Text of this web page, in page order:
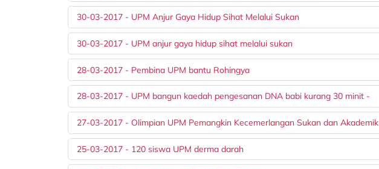
30-03-2017 - UPM Anjur Gaya Hidup Sihat Melalui Sukan
30-03-2017 - UPM anjur gaya hidup sihat melalui sukan
28-03-2017 - Pembina UPM bantu Rohingya
28-03-2017 - UPM bangun kaedah pengesanan DNA babi kurang 30 minit -
27-03-2017 - Olimpian UPM Pemangkin Kecemerlangan Sukan dan Akademik
25-03-2017 - 120 siswa UPM derma darah